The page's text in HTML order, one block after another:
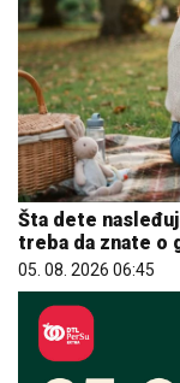
Šta dete
treba da znate o
05. 08. 2026 06:45